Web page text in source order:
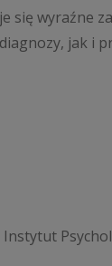
się wyraźne
jak i